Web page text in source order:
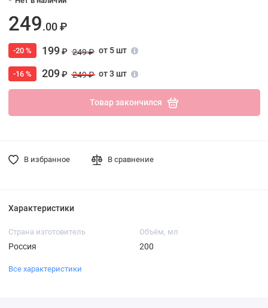
249.00 ₽
-20 % 199₽ 249 ₽ от 5 шт
-16 % 209₽ 249 ₽ от 3 шт
Товар закончился
В избранное В сравнение
Характеристики
Страна изготовитель
Россия
Объём, мл
200
Все характеристики